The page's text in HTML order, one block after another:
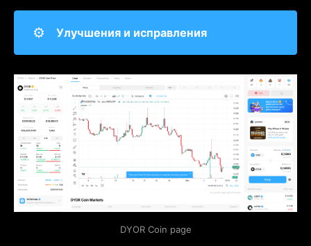
⚙️ Улучшения и исправления
DYOR Coin page